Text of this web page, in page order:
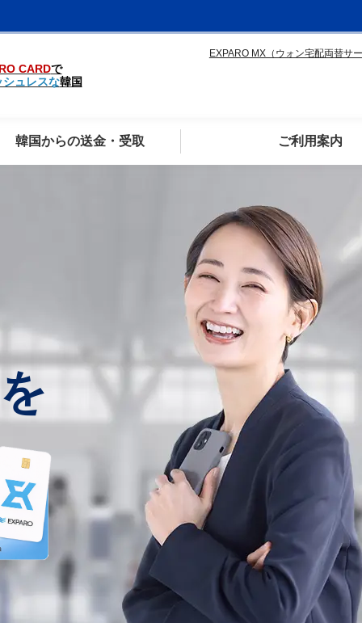
CARDで
シュレスな韓国
EXPARO MX（ウォン宅配両替サー
韓国からの送金・受取 ご利用案内